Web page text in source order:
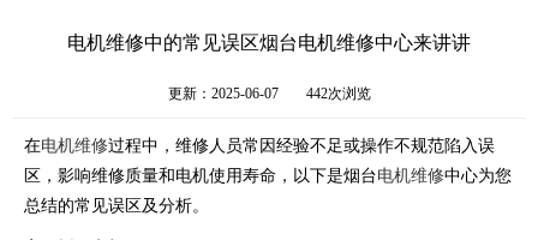
电机维修中的常见误区烟台电机维修中心来讲讲
更新：2025-06-07 442次浏览
在电机维修过程中，维修人员常因经验不足或操作不规范陷入误
区，影响维修质量和电机使用寿命，以下是烟台电机维修中心为您
总结的常见误区及分析。